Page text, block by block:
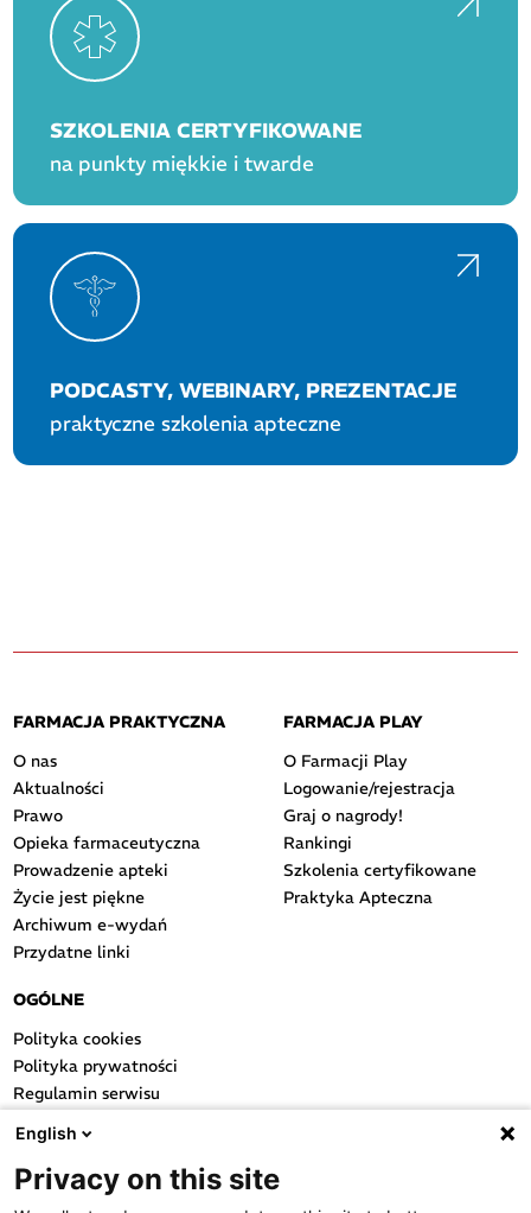
SZKOLENIA CERTYFIKOWANE
na punkty miękkie i twarde
PODCASTY, WEBINARY, PREZENTACJE
praktyczne szkolenia apteczne
FARMACJA PRAKTYCZNA
O nas
Aktualności
Prawo
Opieka farmaceutyczna
Prowadzenie apteki
Życie jest piękne
Archiwum e-wydań
Przydatne linki
FARMACJA PLAY
O Farmacji Play
Logowanie/rejestracja
Graj o nagrody!
Rankingi
Szkolenia certyfikowane
Praktyka Apteczna
OGÓLNE
Polityka cookies
Polityka prywatności
Regulamin serwisu
Farmacja Play
Regulamin konkursu Lakcid
English
Privacy on this site